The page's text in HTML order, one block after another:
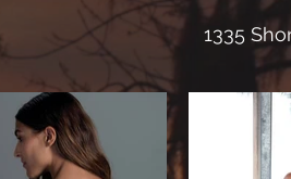
1335